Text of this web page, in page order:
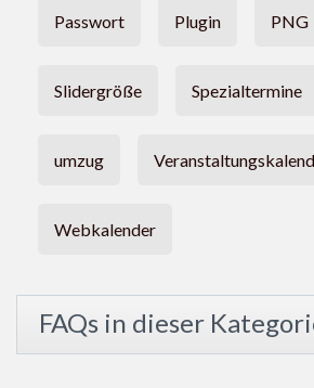
Passwort Plugin PNG
Slidergröße Spezialtermine
umzug
Webkalender
FAQs in dieser